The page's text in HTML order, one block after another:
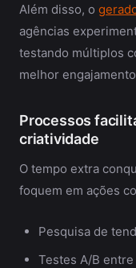
Além disso, o
agências
testando múltiplos
melhor
Processos
criatividade
O tempo extra
foquem em ações
Pesquisa de
Testes A/B